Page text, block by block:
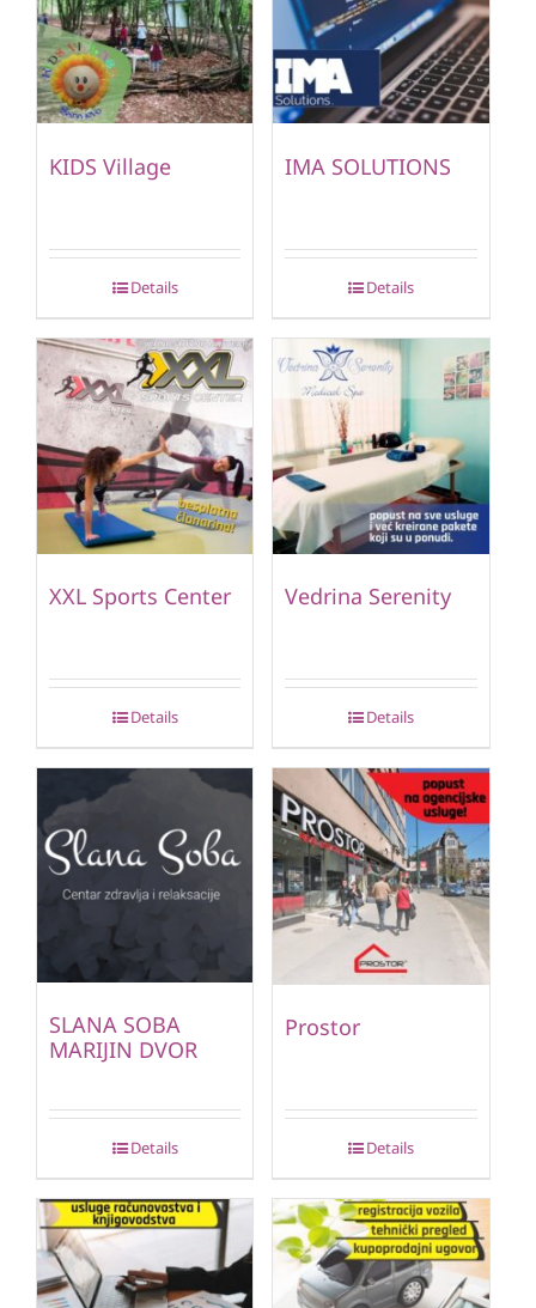
KIDS Village
Details
IMA SOLUTIONS
Details
XXL Sports Center
Details
Vedrina Serenity
Details
SLANA SOBA
MARIJIN DVOR
Details
Prostor
Details